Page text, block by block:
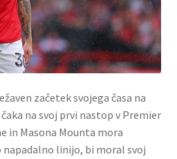
začetek svojega časa na
na svoj prvi nastop v Premier
in Masona Mounta mora
linijo, bi moral svoj